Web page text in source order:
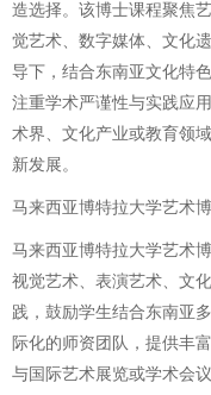
造选择。该博士课程聚焦
觉艺术、数字媒体、文化
导下，结合东南亚文化特
注重学术严谨性与实践应
术界、文化产业或教育领
新发展。
马来西亚博特拉大学艺术
马来西亚博特拉大学艺术
视觉艺术、表演艺术、文
践，鼓励学生结合东南亚
际化的师资团队，提供丰
与国际艺术展览或学术会